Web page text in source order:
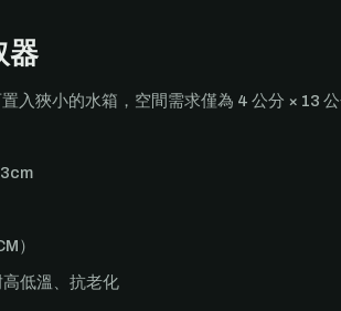
器
入狹小的水箱，空間需求僅為 4 公分 × 13
）
低溫、抗老化